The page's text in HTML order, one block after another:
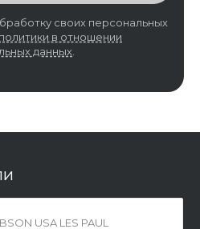
своих персональных
политики в отношении
данных
USA LES PAUL